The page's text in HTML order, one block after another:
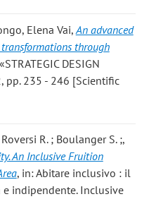
Elena Vai,An advanced
through
DESIGN
pp. 235 - 246 [Scientific
R. ; Boulanger S. ;,
An Inclusive Fruition
, in: Abitare inclusivo : il
indipendente. Inclusive